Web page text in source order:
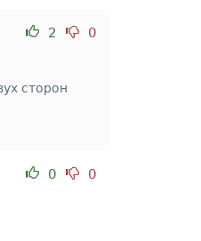
2 0
сторон
0 0